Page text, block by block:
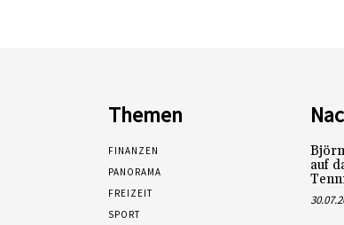
Themen
FINANZEN
PANORAMA
FREIZEIT
SPORT
auf